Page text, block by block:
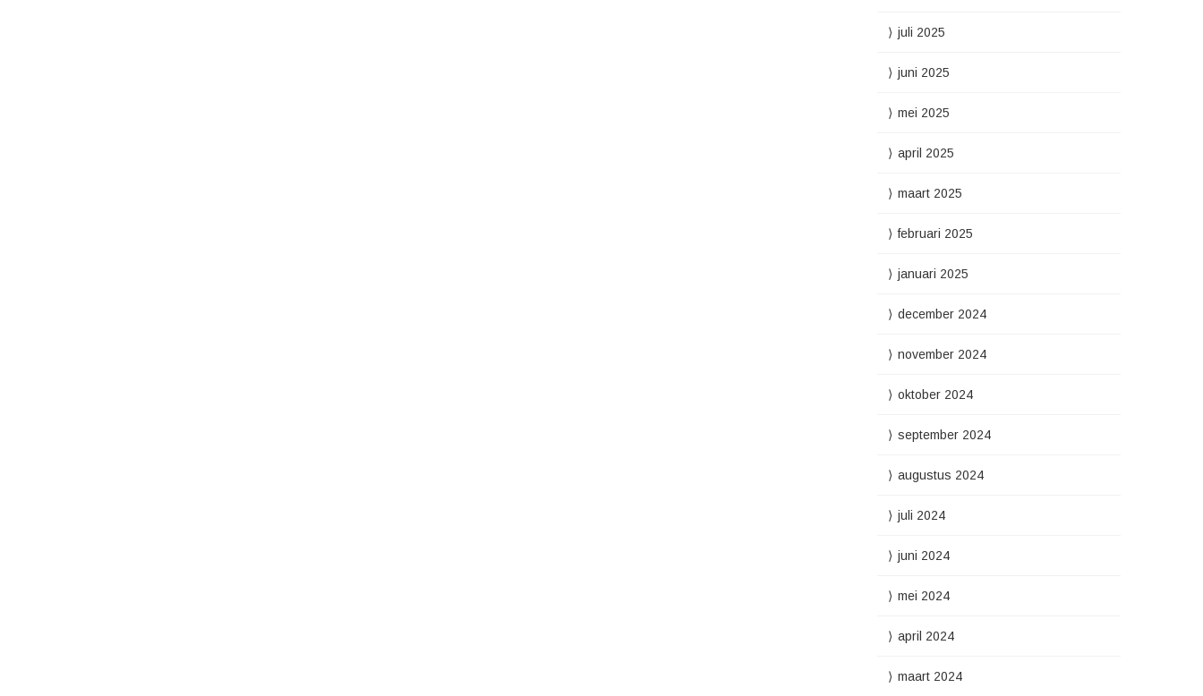
juli 2025
juni 2025
mei 2025
april 2025
maart 2025
februari 2025
januari 2025
december 2024
november 2024
oktober 2024
september 2024
augustus 2024
juli 2024
juni 2024
mei 2024
april 2024
maart 2024